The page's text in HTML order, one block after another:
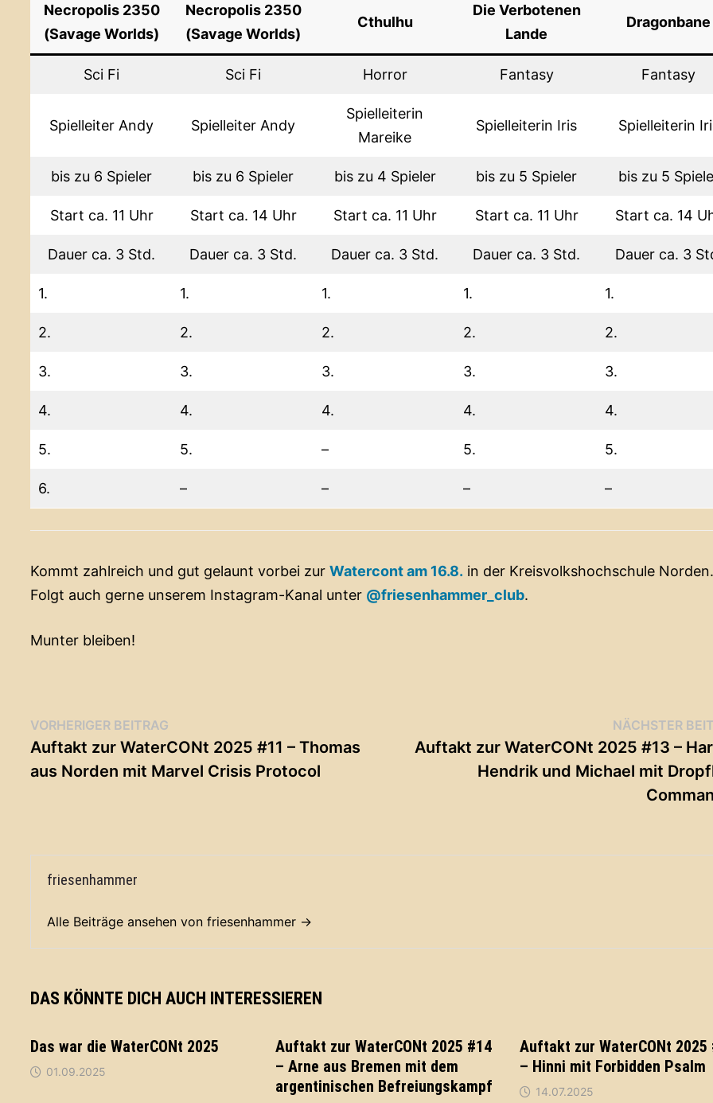
Necropolis 2350
(Savage Worlds)
Necropolis 2350
(Savage Worlds)
Cthulhu
Die Verbotenen
Lande
Dragonbane
Sci Fi Sci Fi Horror Fantasy Fantasy
Spielleiter Andy Spielleiter Andy
Spielleiterin
Mareike
Spielleiterin Iris Spielleiterin
bis zu 6 Spieler bis zu 6 Spieler bis zu 4 Spieler bis zu 5 Spieler bis zu 5
Start ca. 11 Uhr Start ca. 14 Uhr Start ca. 11 Uhr Start ca. 11 Uhr Start ca. 14
Dauer ca. 3 Std. Dauer ca. 3 Std. Dauer ca. 3 Std. Dauer ca. 3 Std. Dauer ca. 3
1. 1. 1. 1. 1.
2. 2. 2. 2. 2.
3. 3. 3. 3. 3.
4. 4. 4. 4. 4.
5. 5. – 5. 5.
6. – – – –
Kommt zahlreich und gut gelaunt vorbei zurWatercont am 16.8. in der Kreisvolkshochschule
Folgt auch gerne unserem Instagram-Kanal unter @friesenhammer_club.
Munter bleiben!
Beitragsnavigation
VORHERIGER BEITRAG
Beitrag:
Auftakt zur WaterCONt 2025 #11 – Thomas
aus Norden mit Marvel Crisis Protocol
NÄCHSTER
Auftakt zur WaterCONt 2025 #13 –
Hendrik und Michael mit
friesenhammer
Alle Beiträge ansehen von friesenhammer →
DAS KÖNNTE DICH AUCH INTERESSIEREN
Das war die WaterCONt 2025
01.09.2025
Auftakt zur WaterCONt 2025 #14
– Arne aus Bremen mit dem
argentinischen Befreiungskampf
Auftakt zur WaterCONt 2025
– Hinni mit Forbidden Psalm
14.07.2025